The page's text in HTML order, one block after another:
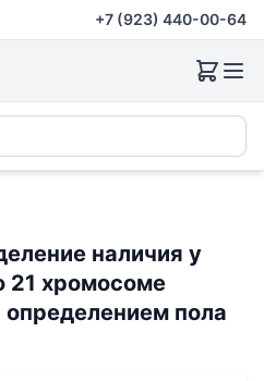
+7 (923) 440-00-64
наличия у
21 хромосоме
пола